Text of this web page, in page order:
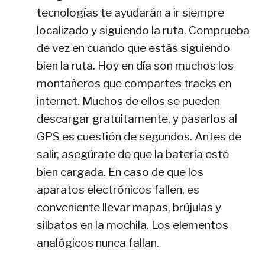
tecnologías te ayudarán a ir siempre
localizado y siguiendo la ruta. Comprueba
de vez en cuando que estás siguiendo
bien la ruta. Hoy en día son muchos los
montañeros que compartes tracks en
internet. Muchos de ellos se pueden
descargar gratuitamente, y pasarlos al
GPS es cuestión de segundos. Antes de
salir, asegúrate de que la batería esté
bien cargada. En caso de que los
aparatos electrónicos fallen, es
conveniente llevar mapas, brújulas y
silbatos en la mochila. Los elementos
analógicos nunca fallan.